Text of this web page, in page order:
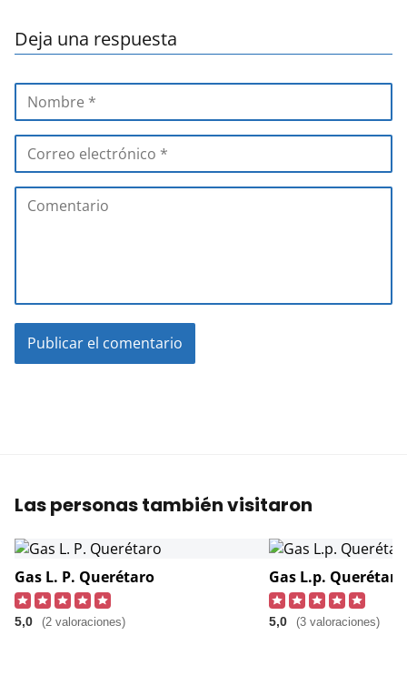
Deja una respuesta
Las personas también visitaron
Gas L. P. Querétaro
5,0 (2 valoraciones)
Gas L.p. Querétaro
5,0 (3 valoraciones)